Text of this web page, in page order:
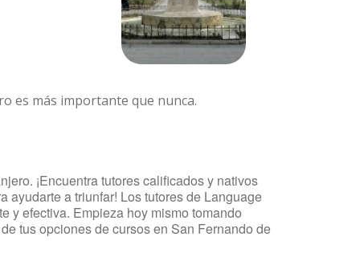
es más importante que nunca.
¡Encuentra tutores calificados y nativos
ayudarte a triunfar! Los tutores de Language
y efectiva. Empieza hoy mismo tomando
tus opciones de cursos en San Fernando de